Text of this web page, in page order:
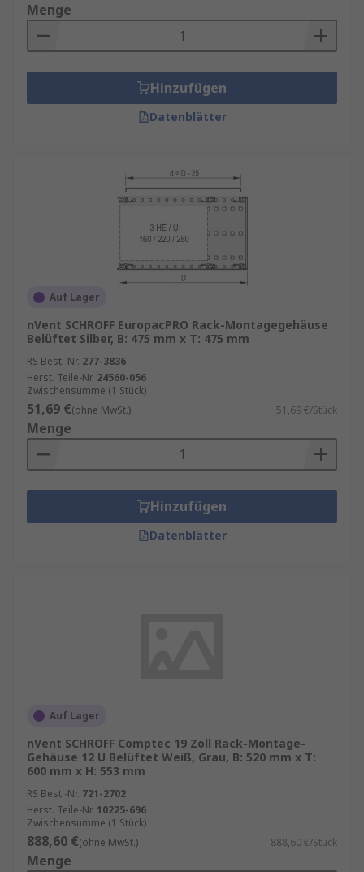
Menge
Hinzufügen
Datenblätter
Auf Lager
nVent SCHROFF EuropacPRO Rack-Montagegehäuse
Belüftet Silber, B: 475 mm x T: 475 mm
RS Best.-Nr. 277-3836
Herst. Teile-Nr. 24560-056
Zwischensumme (1 Stück)
51,69 €(ohne MwSt.) 51,69 €/Stück
Menge
Hinzufügen
Datenblätter
Auf Lager
nVent SCHROFF Comptec 19 Zoll Rack-Montage-
Gehäuse 12 U Belüftet Weiß, Grau, B: 520 mm x T:
600 mm x H: 553 mm
RS Best.-Nr. 721-2702
Herst. Teile-Nr. 10225-696
Zwischensumme (1 Stück)
888,60 €(ohne MwSt.) 888,60 €/Stück
Menge